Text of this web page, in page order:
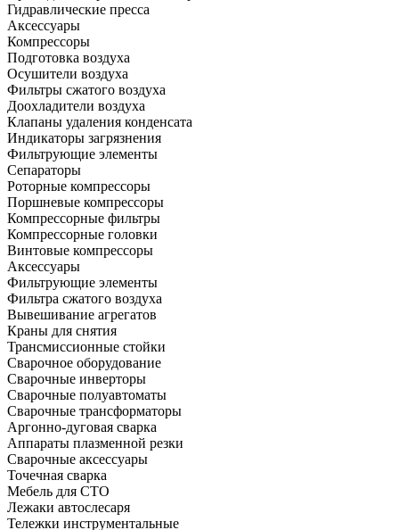
Гидравлические пресса
Аксессуары
Компрессоры
Подготовка воздуха
Осушители воздуха
Фильтры сжатого воздуха
Доохладители воздуха
Клапаны удаления конденсата
Индикаторы загрязнения
Фильтрующие элементы
Сепараторы
Роторные компрессоры
Поршневые компрессоры
Компрессорные фильтры
Компрессорные головки
Винтовые компрессоры
Аксессуары
Фильтрующие элементы
Фильтра сжатого воздуха
Вывешивание агрегатов
Краны для снятия
Трансмиссионные стойки
Сварочное оборудование
Сварочные инверторы
Сварочные полуавтоматы
Сварочные трансформаторы
Аргонно-дуговая сварка
Аппараты плазменной резки
Сварочные аксессуары
Точечная сварка
Мебель для СТО
Лежаки автослесаря
Тележки инструментальные